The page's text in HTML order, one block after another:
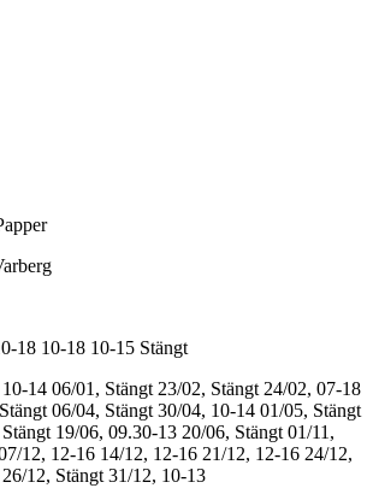
18 10-18 10-15 Stängt
14 06/01, Stängt 23/02, Stängt 24/02, 07-18
06/04, Stängt 30/04, 10-14 01/05, Stängt
19/06, 09.30-13 20/06, Stängt 01/11,
12, 12-16 14/12, 12-16 21/12, 12-16 24/12,
26/12, Stängt 31/12, 10-13